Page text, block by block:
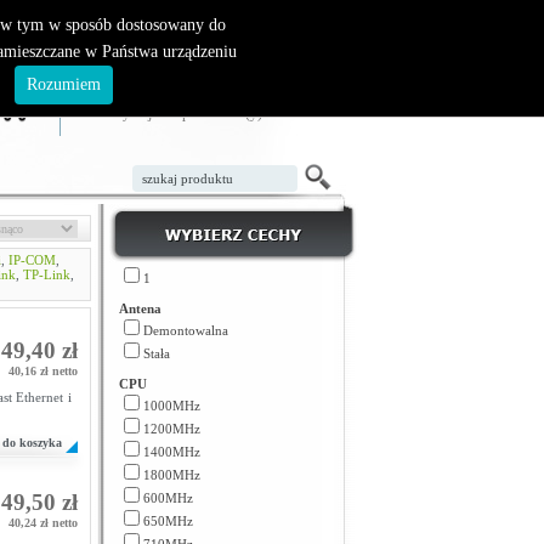
TWÓJ KOSZYK
W koszyku jest 0 produktów(y)
ZAŁÓŻ KONTO LOGOWANIE
IP-COM
TP-Link
49,40 zł
40,16 zł netto
Ethernet i
do koszyka
49,50 zł
40,24 zł netto
1
Antena
Demontowalna
Stała
CPU
1000MHz
1200MHz
1400MHz
1800MHz
600MHz
650MHz
tym w sposób dostosowany do
w Państwa urządzeniu
Rozumiem